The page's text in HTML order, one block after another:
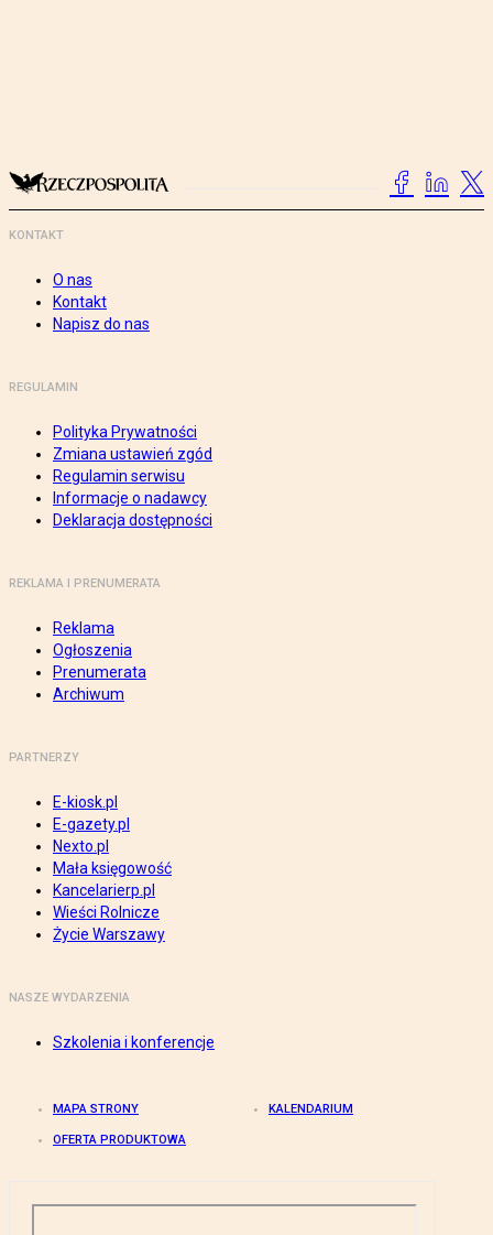
KONTAKT
O nas
Kontakt
Napisz do nas
REGULAMIN
Polityka Prywatności
Zmiana ustawień zgód
Regulamin serwisu
Informacje o nadawcy
Deklaracja dostępności
REKLAMA I PRENUMERATA
Reklama
Ogłoszenia
Prenumerata
Archiwum
PARTNERZY
E-kiosk.pl
E-gazety.pl
Nexto.pl
Mała księgowość
Kancelarierp.pl
Wieści Rolnicze
Życie Warszawy
NASZE WYDARZENIA
Szkolenia i konferencje
MAPA STRONY KALENDARIUM
OFERTA PRODUKTOWA